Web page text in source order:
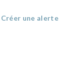
Créer une alerte